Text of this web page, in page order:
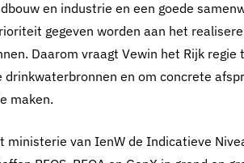
om
en industrie en een goede
gegeven worden aan het
Daarom vraagt Vewin het Rijk regie
en om concrete
maken.
ministerie van IenW de Indicatieve